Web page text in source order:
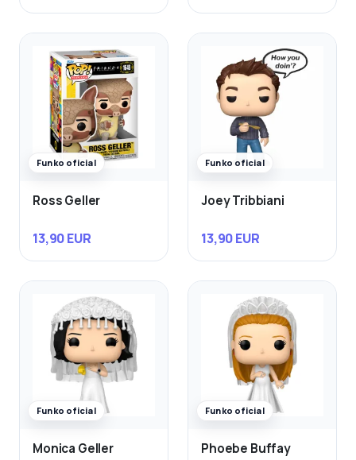
Funko oficial
Ross Geller
13,90 EUR
Funko oficial
Joey Tribbiani
13,90 EUR
Funko oficial
Monica Geller
Funko oficial
Phoebe Buffay